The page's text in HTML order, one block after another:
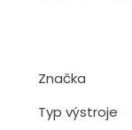
Značka
Typ výstroje